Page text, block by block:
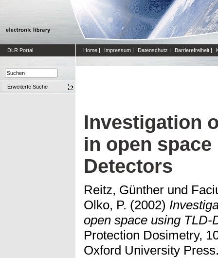
DLR Portal Home | Impressum | Datenschutz | Barrierefreiheit |
Erweiterte Suche
Investigation
in open
Detectors
Reitz, Günther und
Olko, P. (2002)
open space using TLD-
Protection Dosimetry,
Oxford University